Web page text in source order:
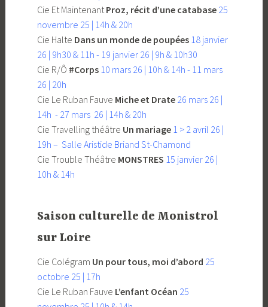
Cie Et Maintenant Proz, récit d’une catabase 25
novembre 25 | 14h & 20h
Cie Halte Dans un monde de poupées 18 janvier
26 | 9h30 & 11h - 19 janvier 26 | 9h & 10h30
Cie R/Ô #Corps 10 mars 26 | 10h & 14h - 11 mars
26 | 20h
Cie Le Ruban Fauve Miche et Drate 26 mars 26 |
14h - 27 mars 26 | 14h & 20h
Cie Travelling théâtre Un mariage 1 > 2 avril 26 |
19h – Salle Aristide Briand St-Chamond
Cie Trouble Théâtre MONSTRES 15 janvier 26 |
10h & 14h
Saison culturelle de Monistrol
sur Loire
Cie Colégram Un pour tous, moi d’abord 25
octobre 25 | 17h
Cie Le Ruban Fauve L’enfant Océan 25